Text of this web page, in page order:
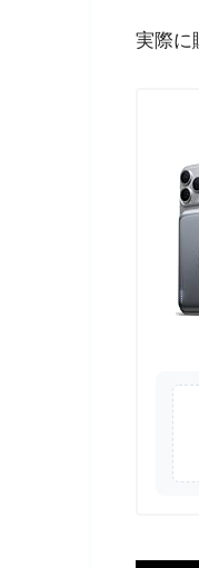
実際に